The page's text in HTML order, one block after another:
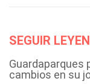
SEGUIR
Guardaparques
cambios en su